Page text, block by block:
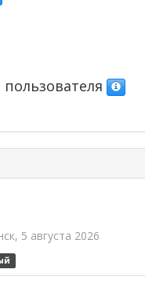
пользователя
5 августа 2026